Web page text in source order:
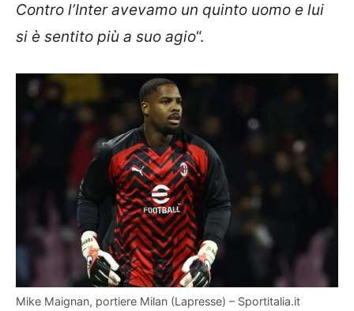
Contro l’Inter avevamo un quinto uomo e lui
si è sentito più a suo agio“.
Mike Maignan, portiere Milan (Lapresse) – Sportitalia.it